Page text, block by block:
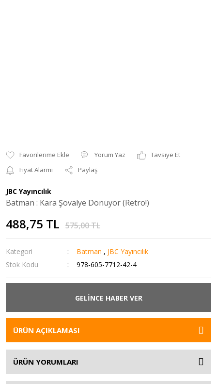
Yorum Yaz
Tavsiye Et
Fiyat Alarmı
Paylaş
JBC Yayıncılık
Batman : Kara Şövalye Dönüyor (Retro!)
488,75 TL 575,00 TL
Kategori Batman , JBC Yayıncılık
Stok Kodu
978-605-7712-42-4
GELİNCE HABER VER
ÜRÜN AÇIKLAMASI
ÜRÜN YORUMLARI